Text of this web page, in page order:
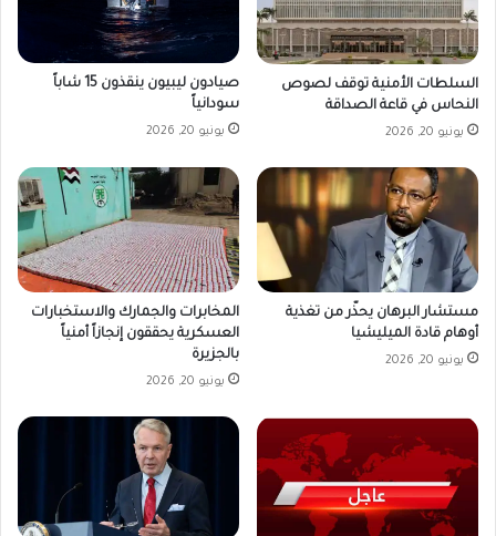
السلطات الأمنية توقف لصوص
النحاس في قاعة الصداقة
يونيو 20, 2026
صيادون ليبيون ينقذون 15 شاباً
سودانياً
يونيو 20, 2026
مستشار البرهان يحذّر من تغذية
أوهام قادة الميليشيا
يونيو 20, 2026
المخابرات والجمارك والاستخبارات
العسكرية يحققون إنجازاً أمنياً
بالجزيرة
يونيو 20, 2026